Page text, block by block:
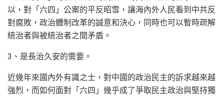
以，對「六四」公案的平反昭雪，讓海內外人民看到中共反
對腐敗，政治體制改革的誠意和決心，同時也可以暫時疏解
統治者與被統治者之間矛盾。
3、是長治久安的需要。
近幾年來國內外有識之士，對中國的政治民主的訴求越來越
強烈，而如何面對「六四」幾乎成了爭取民主政治與堅持獨